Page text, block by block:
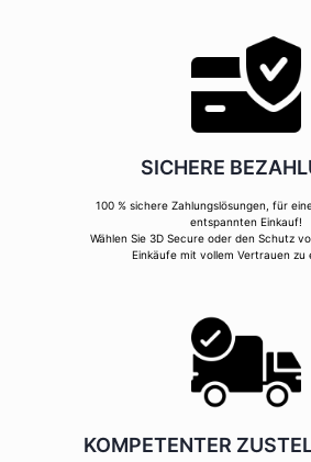
SICHERE
100 % sichere Zahlungslösungen, für
entspannten Einkauf!
Wählen Sie 3D Secure oder den Schutz
Einkäufe mit vollem Vertrauen zu
KOMPETENTER